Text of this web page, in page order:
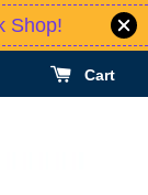
Shop!
Cart